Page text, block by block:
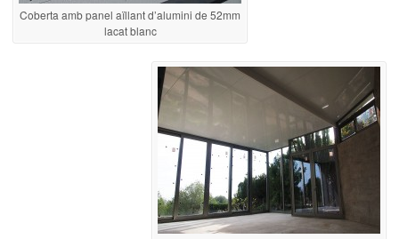
Coberta amb panel aïllant d’alumini de 52mm
lacat blanc